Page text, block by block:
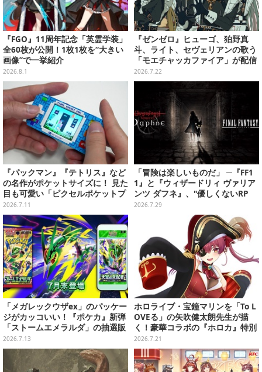
『FGO』11周年記念「英霊学装」
全60枚が公開！1枚1枚を“大きい
画像”で一挙紹介
2026.8.1
『ゼンゼロ』ヒューゴ、狛野真
斗、ライト、セヴェリアンの歌う
「モエチャッカファイア」が配信
決定―似合ってる…4人のメイド
服イラストもお披露目
2026.7.22
『パックマン』『テトリス』など
の名作がポケットサイズに！ 見た
目も可愛い「ピクセルポケットプ
ロ」はアーケード気分を手軽に味
わえる【実機レビュー】
2026.7.11
「冒険は楽しいものだ」 ─『FF1
1』と『ウィザードリィ ヴァリア
ンツ ダフネ』、"優しくないRP
G"の沼にどっぷり沈んだ4人の話
2026.7.29
「メガレックウザex」のパッケー
ジがカッコいい！『ポケカ』新弾
「ストームエメラルダ」の抽選販
売がヨドバシで実施
2026.7.13
ホロライブ・宝鐘マリンを「To L
OVEる」の矢吹健太朗先生が描
く！豪華コラボの『ホロカ』特別
カードが「Vジャンプ10月号」に
付録
2026.7.21